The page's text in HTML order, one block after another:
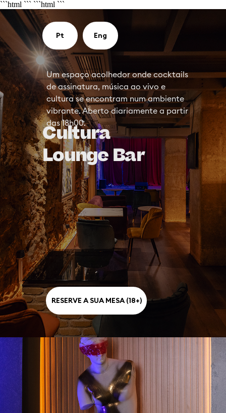
```html ``` ```html ```
Cultura
Lounge Bar
Um espaço acolhedor onde cocktails
de assinatura, música ao vivo e
cultura se encontram num ambiente
vibrante. Aberto diariamente a partir
das 18h00.
RESERVE A SUA MESA (18+)
Eng
Pt